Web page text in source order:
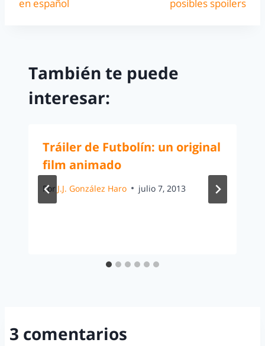
en español
posibles spoilers
También te puede
interesar:
Tráiler de Futbolín: un original
film animado
Por J.J. González Haro julio 7, 2013
3 comentarios